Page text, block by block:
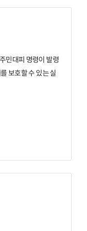
민대피 명령이 발령
보호할 수 있는 실